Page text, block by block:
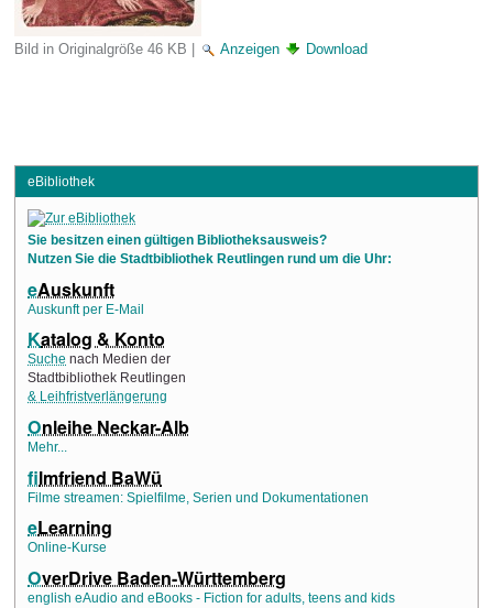
Bild in Originalgröße 46 KB | Anzeigen Download
eBibliothek
Sie besitzen einen gültigen Bibliotheksausweis?
Nutzen Sie die Stadtbibliothek Reutlingen rund um die Uhr:
eAuskunft
Auskunft per E-Mail
Katalog & Konto
Suche nach Medien der
Stadtbibliothek Reutlingen
& Leihfristverlängerung
Onleihe Neckar-Alb
Mehr...
filmfriend BaWü
Filme streamen: Spielfilme, Serien und Dokumentationen
eLearning
Online-Kurse
OverDrive Baden-Württemberg
english eAudio and eBooks - Fiction for adults, teens and kids